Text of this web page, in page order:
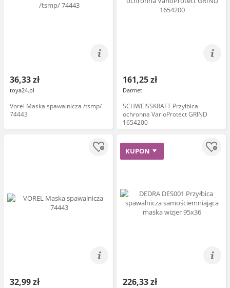
36,33 zł
toya24.pl
Vorel Maska spawalnicza /tsmp/
74443
161,25 zł
Darmet
SCHWEISSKRAFT Przyłbica
ochronna VarioProtect GRIND
1654200
32,99 zł
KUPON
226,33 zł